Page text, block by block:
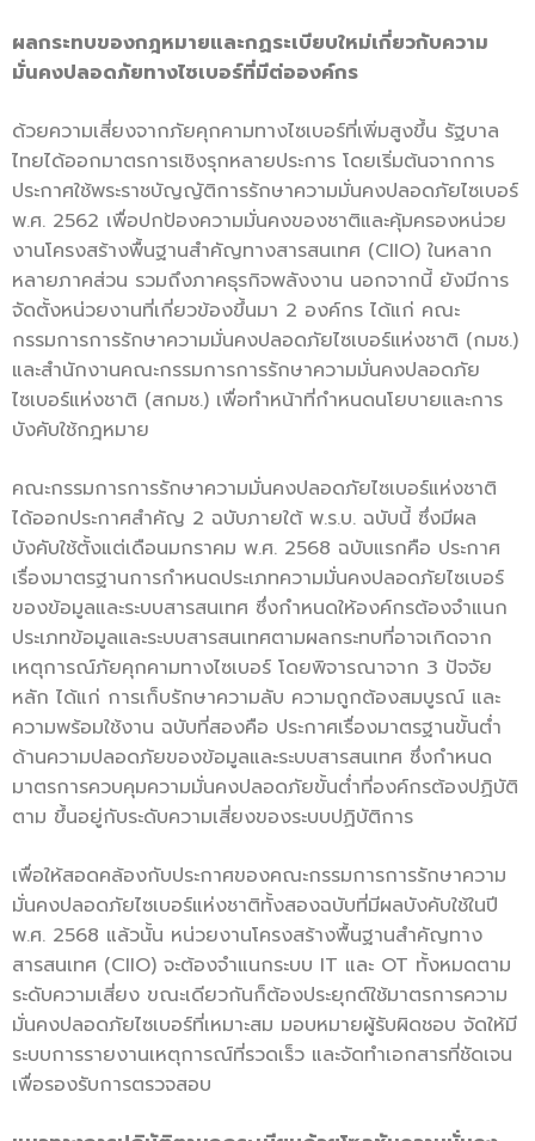
ผลกระทบของกฎหมายและกฏระเบียบใหม่เกี่ยวกับความ
มั่นคงปลอดภัยทางไซเบอร์ที่มีต่อองค์กร
ด้วยความเสี่ยงจากภัยคุกคามทางไซเบอร์ที่เพิ่มสูงขึ้น รัฐบาล
ไทยได้ออกมาตรการเชิงรุกหลายประการ โดยเริ่มต้นจากการ
ประกาศใช้พระราชบัญญัติการรักษาความมั่นคงปลอดภัยไซเบอร์
พ.ศ. 2562 เพื่อปกป้องความมั่นคงของชาติและคุ้มครองหน่วย
งานโครงสร้างพื้นฐานสำคัญทางสารสนเทศ (CIIO) ในหลาก
หลายภาคส่วน รวมถึงภาคธุรกิจพลังงาน นอกจากนี้ ยังมีการ
จัดตั้งหน่วยงานที่เกี่ยวข้องขึ้นมา 2 องค์กร ได้แก่ คณะ
กรรมการการรักษาความมั่นคงปลอดภัยไซเบอร์แห่งชาติ (กมช.)
และสำนักงานคณะกรรมการการรักษาความมั่นคงปลอดภัย
ไซเบอร์แห่งชาติ (สกมช.) เพื่อทำหน้าที่กำหนดนโยบายและการ
บังคับใช้กฎหมาย
คณะกรรมการการรักษาความมั่นคงปลอดภัยไซเบอร์แห่งชาติ
ได้ออกประกาศสำคัญ 2 ฉบับภายใต้ พ.ร.บ. ฉบับนี้ ซึ่งมีผล
บังคับใช้ตั้งแต่เดือนมกราคม พ.ศ. 2568 ฉบับแรกคือ ประกาศ
เรื่องมาตรฐานการกำหนดประเภทความมั่นคงปลอดภัยไซเบอร์
ของข้อมูลและระบบสารสนเทศ ซึ่งกำหนดให้องค์กรต้องจำแนก
ประเภทข้อมูลและระบบสารสนเทศตามผลกระทบที่อาจเกิดจาก
เหตุการณ์ภัยคุกคามทางไซเบอร์ โดยพิจารณาจาก 3 ปัจจัย
หลัก ได้แก่ การเก็บรักษาความลับ ความถูกต้องสมบูรณ์ และ
ความพร้อมใช้งาน ฉบับที่สองคือ ประกาศเรื่องมาตรฐานขั้นต่ำ
ด้านความปลอดภัยของข้อมูลและระบบสารสนเทศ ซึ่งกำหนด
มาตรการควบคุมความมั่นคงปลอดภัยขั้นต่ำที่องค์กรต้องปฏิบัติ
ตาม ขึ้นอยู่กับระดับความเสี่ยงของระบบปฏิบัติการ
เพื่อให้สอดคล้องกับประกาศของคณะกรรมการการรักษาความ
มั่นคงปลอดภัยไซเบอร์แห่งชาติทั้งสองฉบับที่มีผลบังคับใช้ในปี
พ.ศ. 2568 แล้วนั้น หน่วยงานโครงสร้างพื้นฐานสำคัญทาง
สารสนเทศ (CIIO) จะต้องจำแนกระบบ IT และ OT ทั้งหมดตาม
ระดับความเสี่ยง ขณะเดียวกันก็ต้องประยุกต์ใช้มาตรการความ
มั่นคงปลอดภัยไซเบอร์ที่เหมาะสม มอบหมายผู้รับผิดชอบ จัดให้มี
ระบบการรายงานเหตุการณ์ที่รวดเร็ว และจัดทำเอกสารที่ชัดเจน
เพื่อรองรับการตรวจสอบ